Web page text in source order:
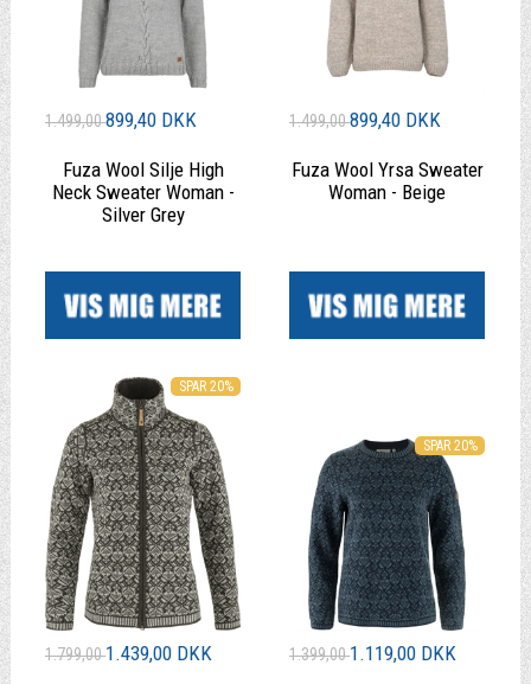
1.499,00899,40 DKK
Fuza Wool Silje High
Neck Sweater Woman -
Silver Grey
1.499,00899,40 DKK
Fuza Wool Yrsa Sweater
Woman - Beige
SPAR 20%
1.799,001.439,00 DKK
SPAR 20%
1.399,001.119,00 DKK